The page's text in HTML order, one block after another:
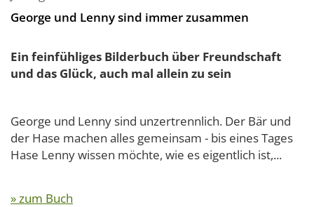
George und Lenny sind immer zusammen
Ein feinfühliges Bilderbuch über Freundschaft
und das Glück, auch mal allein zu sein
George und Lenny sind unzertrennlich. Der Bär und
der Hase machen alles gemeinsam - bis eines Tages
Hase Lenny wissen möchte, wie es eigentlich ist,...
» zum Buch